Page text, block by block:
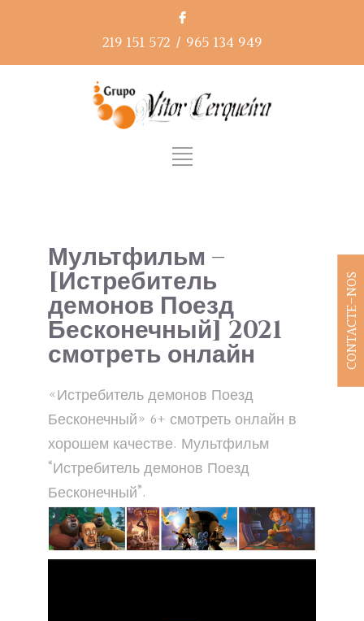
219 151 572 / 965 134 949
Мультфильм –
[Истребитель
демонов Поезд
Бесконечный] 2021
смотреть онлайн
«Истребитель демонов Поезд
Бесконечный» 6+ смотреть онлайн в
хорошем качестве. Мультфильм
“Истребитель демонов Поезд
Бесконечный”.
CONTACTE-NOS